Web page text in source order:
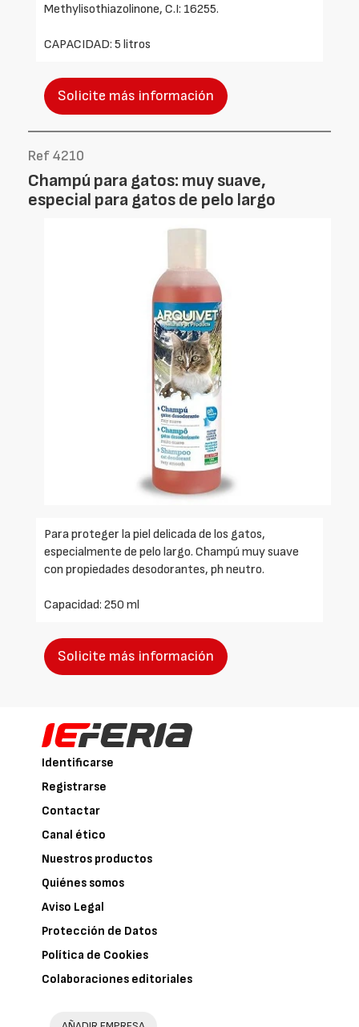
Methylisothiazolinone, C.I: 16255.
CAPACIDAD: 5 litros
Solicite más información
Ref 4210
Champú para gatos: muy suave,
especial para gatos de pelo largo
Para proteger la piel delicada de los gatos,
especialmente de pelo largo. Champú muy suave
con propiedades desodorantes, ph neutro.
Capacidad: 250 ml
Solicite más información
Identificarse
Registrarse
Contactar
Canal ético
Nuestros productos
Quiénes somos
Aviso Legal
Protección de Datos
Política de Cookies
Colaboraciones editoriales